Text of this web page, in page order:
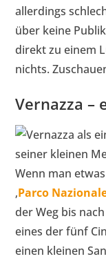
allerdings
über keine
direkt zu einem
nichts.
Vernazza –
Wenn man
‚Parco
der Weg bis
eines der fünf
einen kleinen